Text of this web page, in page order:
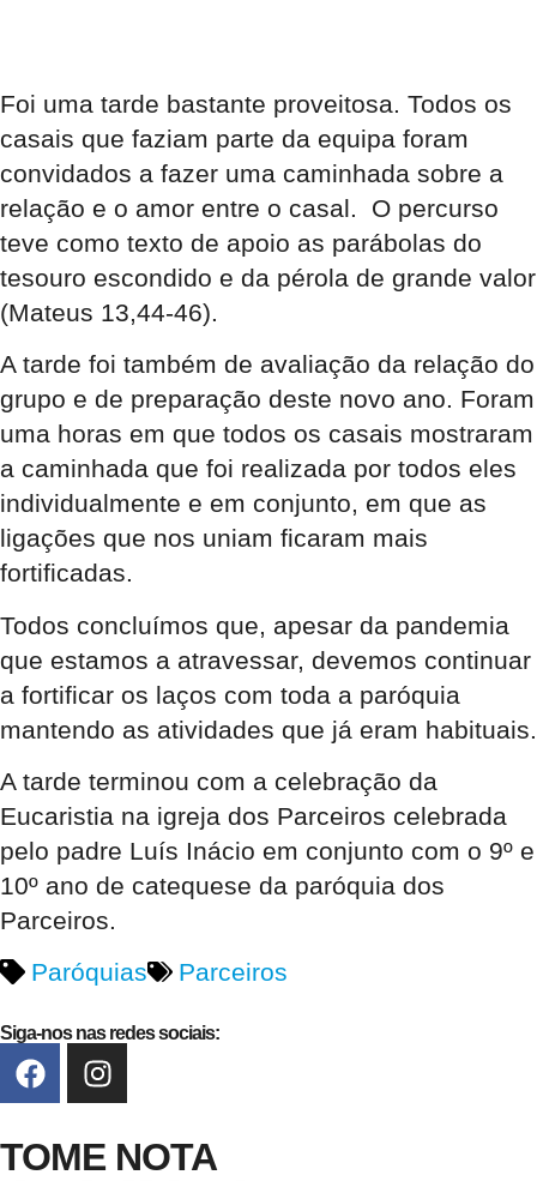
Foi uma tarde bastante proveitosa. Todos os
casais que faziam parte da equipa foram
convidados a fazer uma caminhada sobre a
relação e o amor entre o casal. O percurso
teve como texto de apoio as parábolas do
tesouro escondido e da pérola de grande valor
(Mateus 13,44-46).
A tarde foi também de avaliação da relação do
grupo e de preparação deste novo ano. Foram
uma horas em que todos os casais mostraram
a caminhada que foi realizada por todos eles
individualmente e em conjunto, em que as
ligações que nos uniam ficaram mais
fortificadas.
Todos concluímos que, apesar da pandemia
que estamos a atravessar, devemos continuar
a fortificar os laços com toda a paróquia
mantendo as atividades que já eram habituais.
A tarde terminou com a celebração da
Eucaristia na igreja dos Parceiros celebrada
pelo padre Luís Inácio em conjunto com o 9º e
10º ano de catequese da paróquia dos
Parceiros.
Paróquias
Parceiros
Siga-nos nas redes sociais:
TOME NOTA